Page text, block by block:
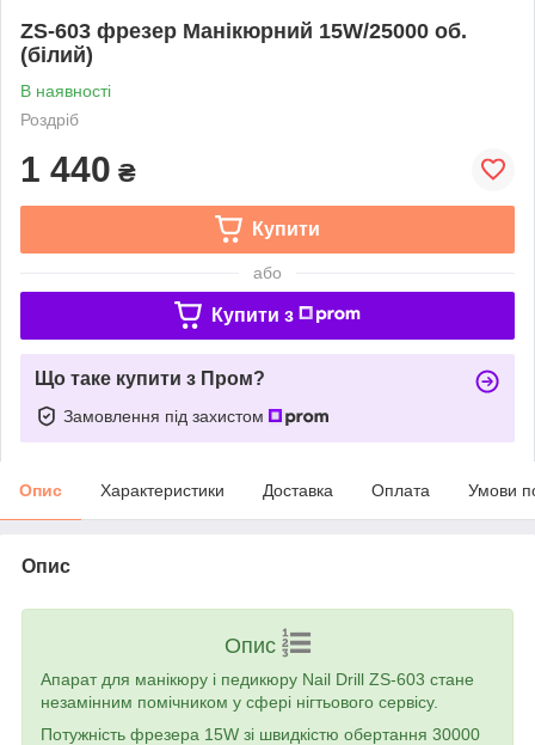
ZS-603 фрезер Манікюрний 15W/25000 об.
(білий)
В наявності
Роздріб
1 440 ₴
Купити
або
Купити з
Що таке купити з Пром?
Замовлення під захистом
Опис Характеристики Доставка Оплата Умови
Опис
Опис
Апарат для манікюру і педикюру Nail Drill ZS-603 стане
незамінним помічником у сфері нігтьового сервісу.
Потужність фрезера 15W зі швидкістю обертання 30000